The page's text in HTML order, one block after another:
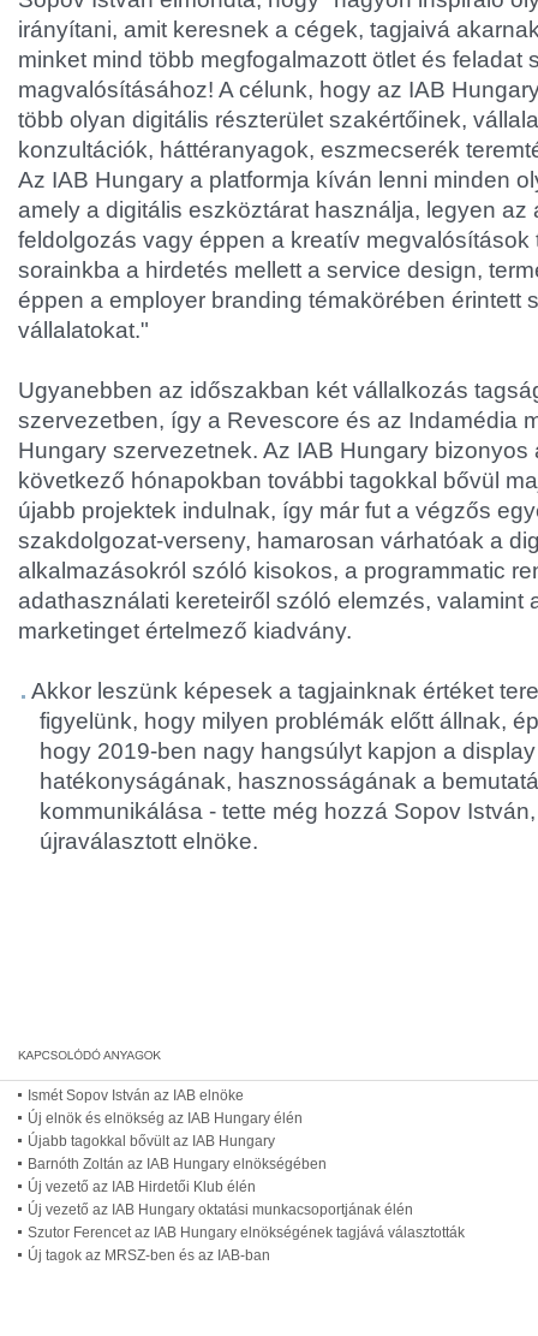
irányítani, amit keresnek a cégek, tagjaivá
minket mind több megfogalmazott ötlet és feladat
magvalósításához! A célunk, hogy az IAB
több olyan digitális részterület szakértőinek,
konzultációk, háttéranyagok, eszmecserék
Az IAB Hungary a platformja kíván lenni minden
amely a digitális eszköztárat használja, legyen az
feldolgozás vagy éppen a kreatív megvalósítások
sorainkba a hirdetés mellett a service design,
éppen a employer branding témakörében érintett
vállalatokat."
Ugyanebben az időszakban két vállalkozás
szervezetben, így a Revescore és az Indamédia
Hungary szervezetnek. Az IAB Hungary bizonyos
következő hónapokban további tagokkal bővül
újabb projektek indulnak, így már fut a végzős
szakdolgozat-verseny, hamarosan várhatóak a
alkalmazásokról szóló kisokos, a programmatic
adathasználati kereteiről szóló elemzés, valamint
marketinget értelmező kiadvány.
Akkor leszünk képesek a tagjainknak értéket
figyelünk, hogy milyen problémák előtt állnak,
hogy 2019-ben nagy hangsúlyt kapjon a
hatékonyságának, hasznosságának a
kommunikálása - tette még hozzá Sopov
újraválasztott elnöke.
Ismét Sopov István az IAB elnöke
Új elnök és elnökség az IAB Hungary élén
Újabb tagokkal bővült az IAB Hungary
Barnóth Zoltán az IAB Hungary elnökségében
Új vezető az IAB Hirdetői Klub élén
Új vezető az IAB Hungary oktatási munkacsoportjának élén
Szutor Ferencet az IAB Hungary elnökségének tagjává választották
Új tagok az MRSZ-ben és az IAB-ban